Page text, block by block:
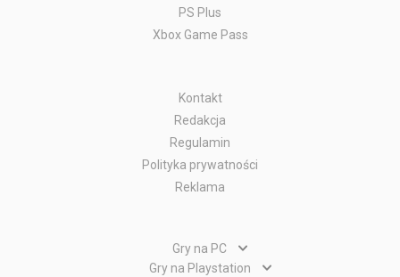
PS Plus
Xbox Game Pass
Kontakt
Redakcja
Regulamin
Polityka prywatności
Reklama
Gry na PC
Gry PC
Gry na Playstation